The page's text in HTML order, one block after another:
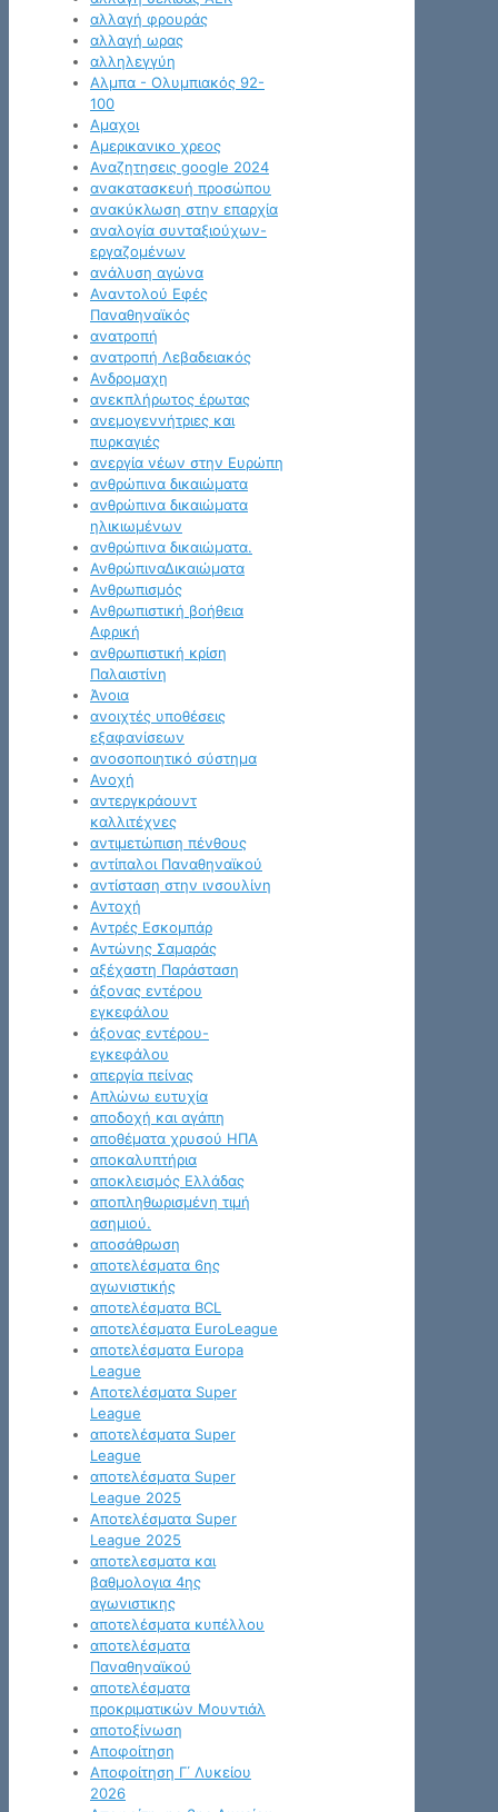
αλλαγή φρουράς
αλλαγή ωρας
αλληλεγγύη
Αλμπα - Ολυμπιακός 92-
100
Αμαχοι
Αμερικανικο χρεος
Αναζητησεις google 2024
ανακατασκευή προσώπου
ανακύκλωση στην επαρχία
αναλογία συνταξιούχων-
εργαζομένων
ανάλυση αγώνα
Αναντολού Εφές
Παναθηναϊκός
ανατροπή
ανατροπή Λεβαδειακός
Ανδρομαχη
ανεκπλήρωτος έρωτας
ανεμογεννήτριες και
πυρκαγιές
ανεργία νέων στην Ευρώπη
ανθρώπινα δικαιώματα
ανθρώπινα δικαιώματα
ηλικιωμένων
ανθρώπινα δικαιώματα.
ΑνθρώπιναΔικαιώματα
Ανθρωπισμός
Ανθρωπιστική βοήθεια
Αφρική
ανθρωπιστική κρίση
Παλαιστίνη
Άνοια
ανοιχτές υποθέσεις
εξαφανίσεων
ανοσοποιητικό σύστημα
Ανοχή
αντεργκράουντ
καλλιτέχνες
αντιμετώπιση πένθους
αντίπαλοι Παναθηναϊκού
αντίσταση στην ινσουλίνη
Αντοχή
Αντρές Εσκομπάρ
Αντώνης Σαμαράς
αξέχαστη Παράσταση
άξονας εντέρου
εγκεφάλου
άξονας εντέρου-
εγκεφάλου
απεργία πείνας
Απλώνω ευτυχία
αποδοχή και αγάπη
αποθέματα χρυσού ΗΠΑ
αποκαλυπτήρια
αποκλεισμός Ελλάδας
αποπληθωρισμένη τιμή
ασημιού.
αποσάθρωση
αποτελέσματα 6ης
αγωνιστικής
αποτελέσματα BCL
αποτελέσματα EuroLeague
αποτελέσματα Europa
League
Αποτελέσματα Super
League
αποτελέσματα Super
League
αποτελέσματα Super
League 2025
Αποτελέσματα Super
League 2025
αποτελεσματα και
βαθμολογια 4ης
αγωνιστικης
αποτελέσματα κυπέλλου
αποτελέσματα
Παναθηναϊκού
αποτελέσματα
προκριματικών Μουντιάλ
αποτοξίνωση
Αποφοίτηση
Αποφοίτηση Γ΄ Λυκείου
2026